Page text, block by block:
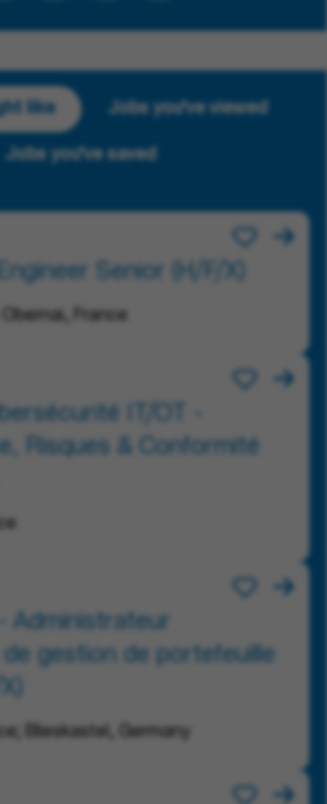
like Jobs you've viewed
Jobs you've saved
Senior (H/F/X)
France
IT/OT -
Risques & Conformité
Administrateur
de gestion de portefeuille
Blieskastel, Germany